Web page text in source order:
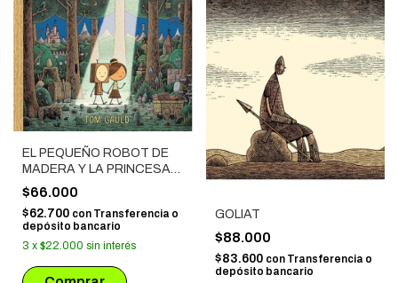
EL PEQUEÑO ROBOT DE
MADERA Y LA PRINCESA
TRONCO
$66.000
$62.700 con Transferencia o
depósito bancario
3 x $22.000 sin interés
GOLIAT
$88.000
$83.600 con Transferencia o
depósito bancario